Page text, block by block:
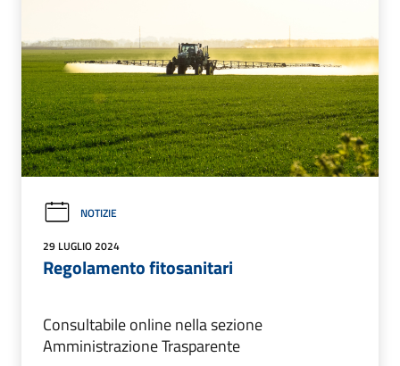
NOTIZIE
29 LUGLIO 2024
Regolamento fitosanitari
Consultabile online nella sezione
Amministrazione Trasparente